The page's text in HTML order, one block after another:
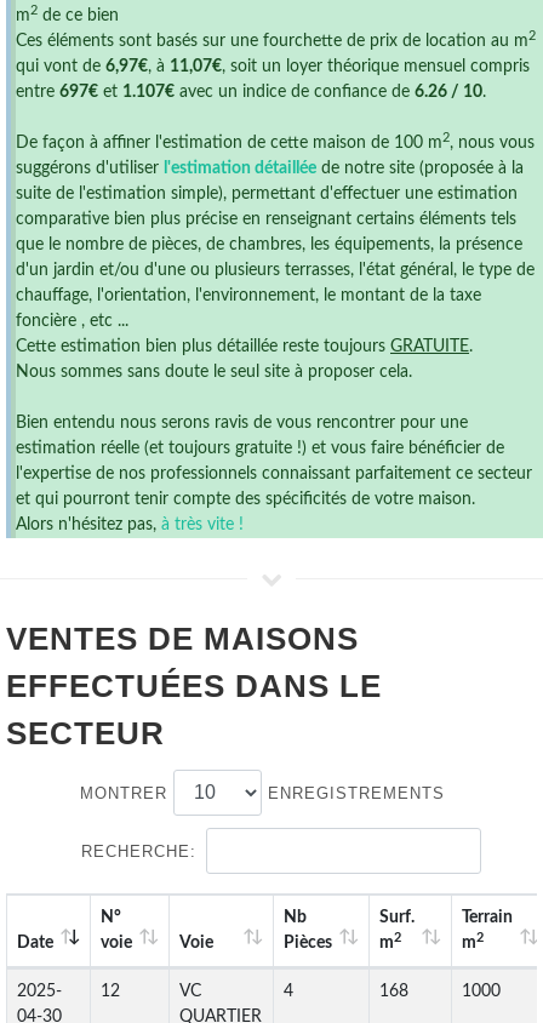
m 2 de ce bien
Ces éléments sont basés sur une fourchette de prix de location au m 2
qui vont de 6,97€, à 11,07€, soit un loyer théorique mensuel compris
entre 697€ et 1.107€ avec un indice de confiance de 6.26 / 10.
De façon à affiner l'estimation de cette maison de 100 m 2, nous vous
suggérons d'utiliser l'estimation détaillée de notre site (proposée à la
suite de l'estimation simple), permettant d'effectuer une estimation
comparative bien plus précise en renseignant certains éléments tels
que le nombre de pièces, de chambres, les équipements, la présence
d'un jardin et/ou d'une ou plusieurs terrasses, l'état général, le type de
chauffage, l'orientation, l'environnement, le montant de la taxe
foncière , etc ...
Cette estimation bien plus détaillée reste toujours GRATUITE.
Nous sommes sans doute le seul site à proposer cela.
Bien entendu nous serons ravis de vous rencontrer pour une
estimation réelle (et toujours gratuite !) et vous faire bénéficier de
l'expertise de nos professionnels connaissant parfaitement ce secteur
et qui pourront tenir compte des spécificités de votre maison.
Alors n'hésitez pas, à très vite !
VENTES DE MAISONS
EFFECTUÉES DANS LE
SECTEUR
MONTRER ENREGISTREMENTS
RECHERCHE:
Date
N°
voie
Voie
Nb
Pièces
Surf.
m2
Terrain
m2
2025-
04-30
12
VC
QUARTIER
4 168 1000